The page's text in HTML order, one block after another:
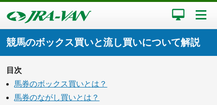
競馬のボックス買いと流し買いについて解説
目次
馬券のボックス買いとは？
馬券のながし買いとは？